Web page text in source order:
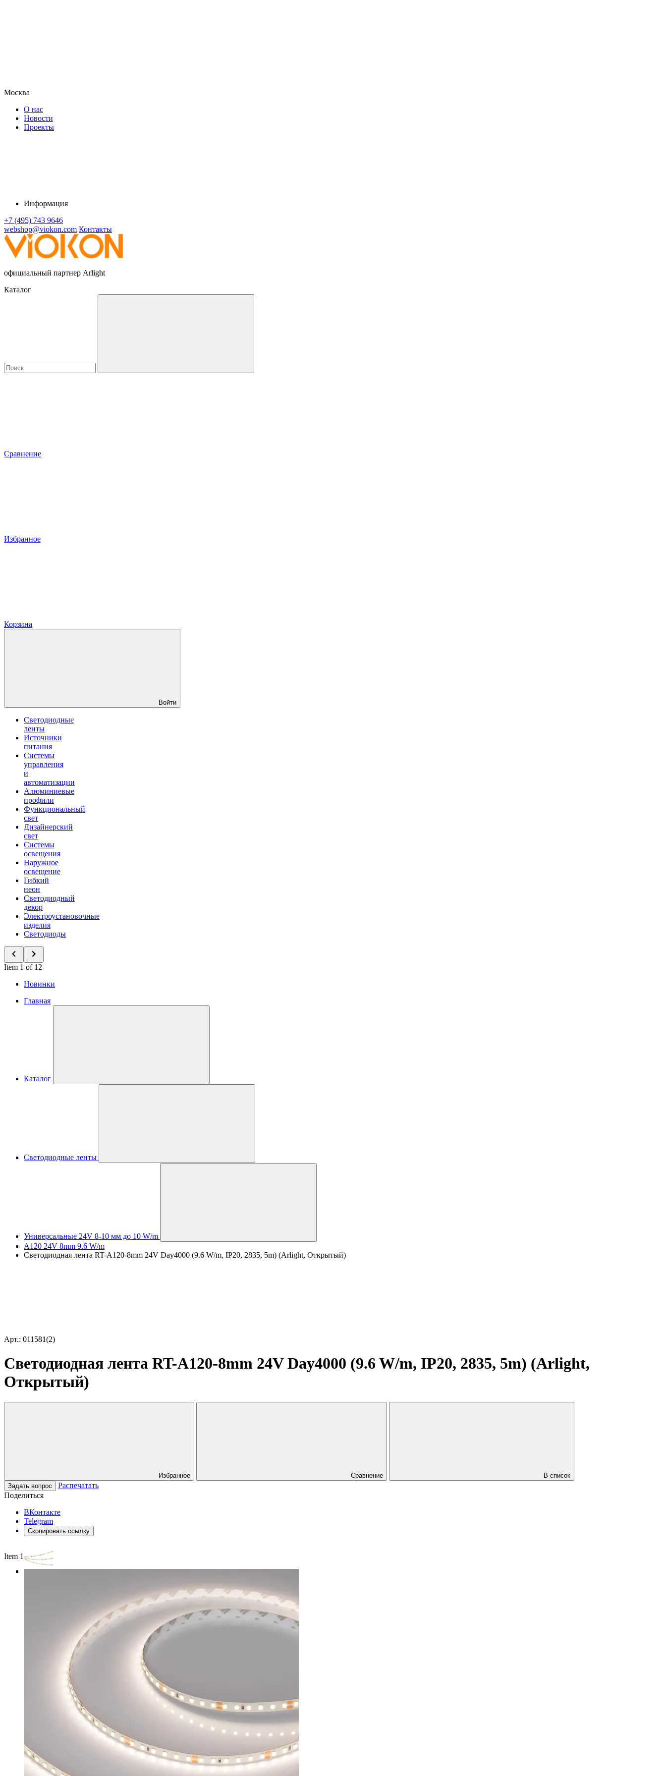
Москва
О нас
Новости
Проекты
Информация
+7 (495) 743 9646
webshop@viokon.com Контакты
официальный партнер Arlight
Каталог
Сравнение
Избранное
Корзина
Войти
Светодиодные
ленты
Источники
питания
Системы
управления
и
автоматизации
Алюминиевые
профили
Функциональный
свет
Дизайнерский
свет
Системы
освещения
Наружное
освещение
Гибкий
неон
Светодиодный
декор
Электроустановочные
изделия
Светодиоды
Item 1 of 12
Новинки
Главная
Каталог
Светодиодные ленты
Универсальные 24V 8-10 мм до 10 W/m
A120 24V 8mm 9.6 W/m
Светодиодная лента RT-A120-8mm 24V Day4000 (9.6 W/m, IP20, 2835, 5m) (Arlight, Открытый)
Арт.: 011581(2)
Светодиодная лента RT-A120-8mm 24V Day4000 (9.6 W/m, IP20, 2835, 5m) (Arlight,
Открытый)
Избранное Сравнение
В список
Задать вопрос
Распечатать
Поделиться
ВКонтакте
Telegram
Скопировать ссылку
Item 1 of 3